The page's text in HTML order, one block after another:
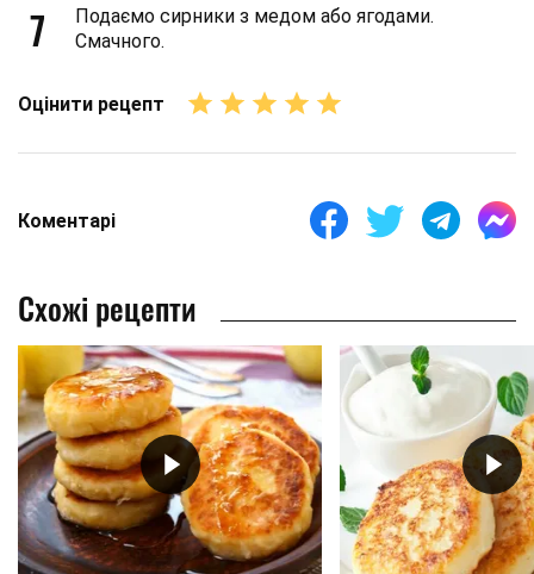
7
Подаємо сирники з медом або ягодами.
Смачного.
Оцінити рецепт
Коментарі
Схожі рецепти